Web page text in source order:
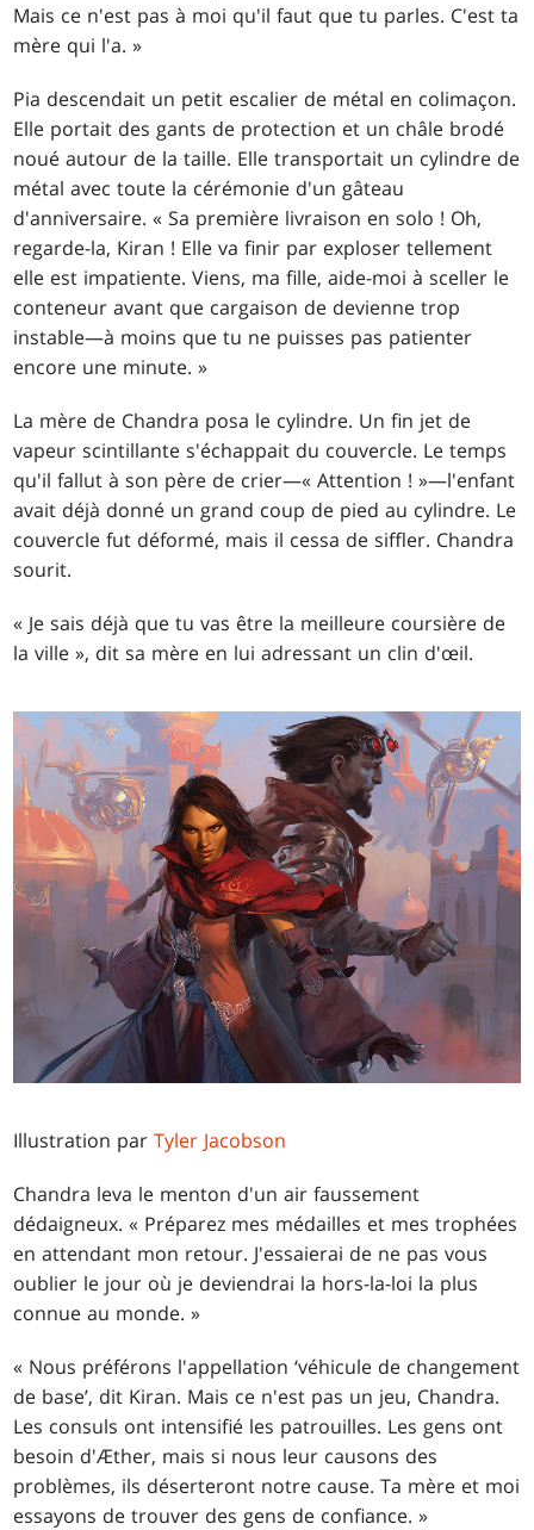
Mais ce n'est pas à moi qu'il faut que tu parles. C'est ta
mère qui l'a. »
Pia descendait un petit escalier de métal en colimaçon.
Elle portait des gants de protection et un châle brodé
noué autour de la taille. Elle transportait un cylindre de
métal avec toute la cérémonie d'un gâteau
d'anniversaire. « Sa première livraison en solo ! Oh,
regarde-la, Kiran ! Elle va finir par exploser tellement
elle est impatiente. Viens, ma fille, aide-moi à sceller le
conteneur avant que cargaison de devienne trop
instable—à moins que tu ne puisses pas patienter
encore une minute. »
La mère de Chandra posa le cylindre. Un fin jet de
vapeur scintillante s'échappait du couvercle. Le temps
qu'il fallut à son père de crier—« Attention ! »—l'enfant
avait déjà donné un grand coup de pied au cylindre. Le
couvercle fut déformé, mais il cessa de siffler. Chandra
sourit.
« Je sais déjà que tu vas être la meilleure coursière de
la ville », dit sa mère en lui adressant un clin d'œil.
Illustration parTyler Jacobson
Chandra leva le menton d'un air faussement
dédaigneux. « Préparez mes médailles et mes trophées
en attendant mon retour. J'essaierai de ne pas vous
oublier le jour où je deviendrai la hors-la-loi la plus
connue au monde. »
« Nous préférons l'appellation ‘véhicule de changement
de base’, dit Kiran. Mais ce n'est pas un jeu, Chandra.
Les consuls ont intensifié les patrouilles. Les gens ont
besoin d'Æther, mais si nous leur causons des
problèmes, ils déserteront notre cause. Ta mère et moi
essayons de trouver des gens de confiance. »